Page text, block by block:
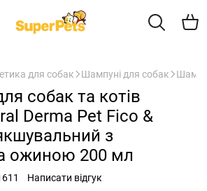
для собак Шампуні для собак
собак та котів
Derma Pet Fico &
з
ожиною 200 мл
Написати відгук